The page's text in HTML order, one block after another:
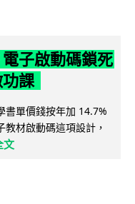
子啟動碼鎖死
課
書單價錢按年加 14.7%
材啟動碼這項設計，
文